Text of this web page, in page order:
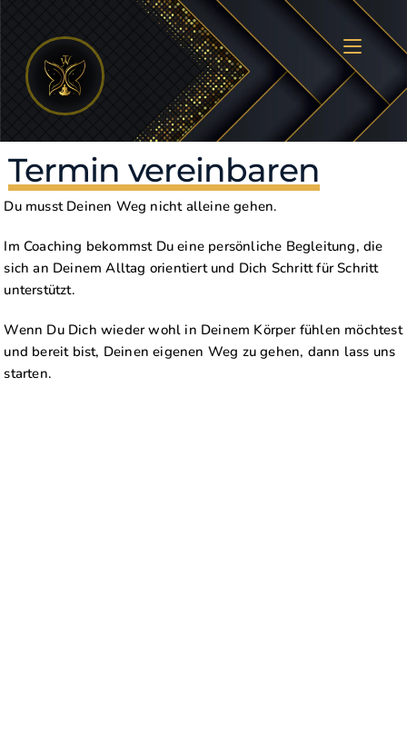
Termine
Termin vereinbaren
Du musst Deinen Weg nicht alleine gehen.
Im Coaching bekommst Du eine persönliche Begleitung, die
sich an Deinem Alltag orientiert und Dich Schritt für Schritt
unterstützt.
Wenn Du Dich wieder wohl in Deinem Körper fühlen möchtest
und bereit bist, Deinen eigenen Weg zu gehen, dann lass uns
starten.